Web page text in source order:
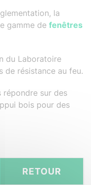
la
gamme de fenêtres
du Laboratoire
de résistance au feu.
répondre sur des
bois pour des
RETOUR